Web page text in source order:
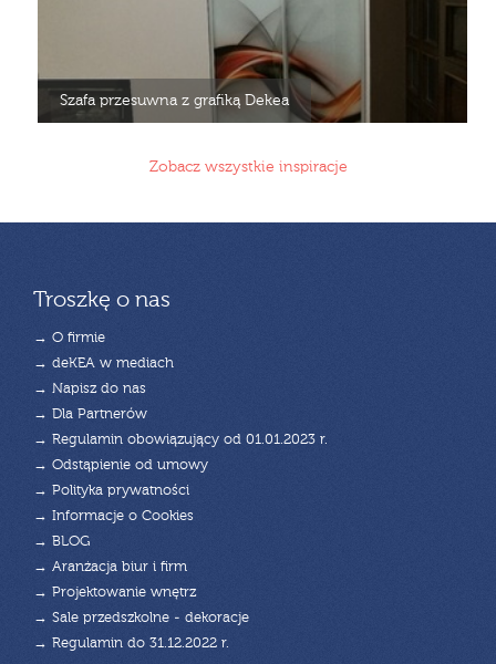
Szafa przesuwna z grafiką Dekea
Zobacz wszystkie inspiracje
Troszkę o nas
→ O firmie
→ deKEA w mediach
→ Napisz do nas
→ Dla Partnerów
→ Regulamin obowiązujący od 01.01.2023 r.
→ Odstąpienie od umowy
→ Polityka prywatności
→ Informacje o Cookies
→ BLOG
→ Aranżacja biur i firm
→ Projektowanie wnętrz
→ Sale przedszkolne - dekoracje
→ Regulamin do 31.12.2022 r.